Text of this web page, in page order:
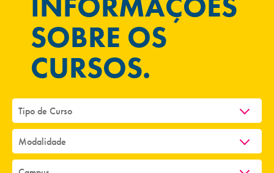
SOBRE OS
CURSOS.